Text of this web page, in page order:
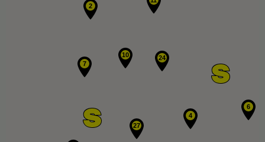
10
7
24
27
6
2
4